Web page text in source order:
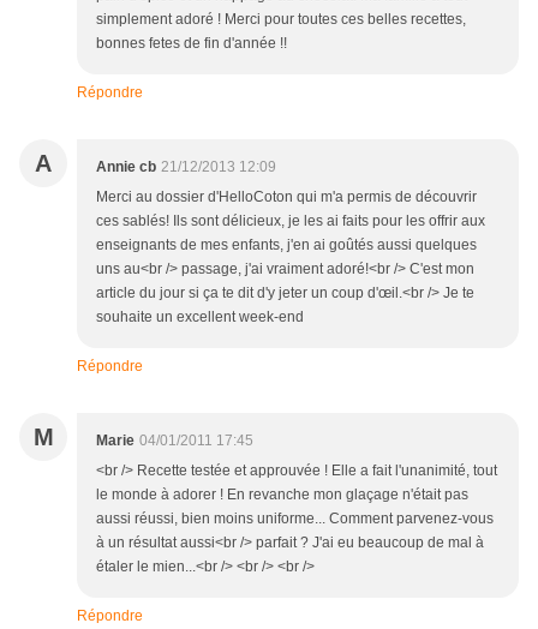
simplement adoré ! Merci pour toutes ces belles recettes,
bonnes fetes de fin d'année !!
Répondre
A Annie cb 21/12/2013 12:09
Merci au dossier d'HelloCoton qui m'a permis de découvrir
ces sablés! Ils sont délicieux, je les ai faits pour les offrir aux
enseignants de mes enfants, j'en ai goûtés aussi quelques
uns au<br /> passage, j'ai vraiment adoré!<br /> C'est mon
article du jour si ça te dit d'y jeter un coup d'œil.<br /> Je te
souhaite un excellent week-end
Répondre
M Marie 04/01/2011 17:45
<br /> Recette testée et approuvée ! Elle a fait l'unanimité, tout
le monde à adorer ! En revanche mon glaçage n'était pas
aussi réussi, bien moins uniforme... Comment parvenez-vous
à un résultat aussi<br /> parfait ? J'ai eu beaucoup de mal à
étaler le mien...<br /> <br /> <br />
Répondre